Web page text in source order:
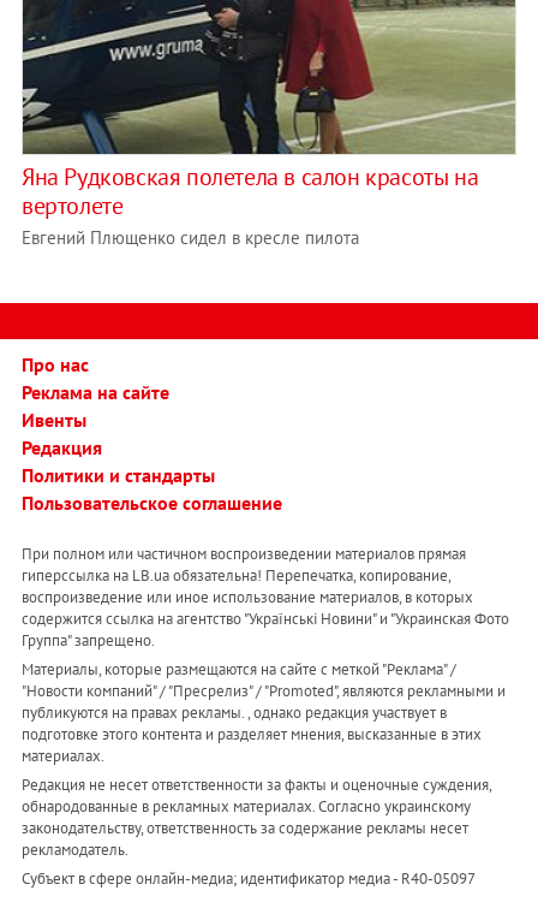
Яна Рудковская полетела в салон красоты на
вертолете
Евгений Плющенко сидел в кресле пилота
Про нас
Реклама на сайте
Ивенты
Редакция
Политики и стандарты
Пользовательское соглашение
При полном или частичном воспроизведении материалов прямая
гиперссылка на LB.ua обязательна! Перепечатка, копирование,
воспроизведение или иное использование материалов, в которых
содержится ссылка на агентство "Українськi Новини" и "Украинская Фото
Группа" запрещено.
Материалы, которые размещаются на сайте с меткой "Реклама" /
"Новости компаний" / "Пресрелиз" / "Promoted", являются рекламными и
публикуются на правах рекламы. , однако редакция участвует в
подготовке этого контента и разделяет мнения, высказанные в этих
материалах.
Редакция не несет ответственности за факты и оценочные суждения,
обнародованные в рекламных материалах. Согласно украинскому
законодательству, ответственность за содержание рекламы несет
рекламодатель.
Субъект в сфере онлайн-медиа; идентификатор медиа - R40-05097